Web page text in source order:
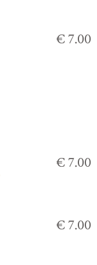
€ 7.00
€ 7.00
€ 7.00